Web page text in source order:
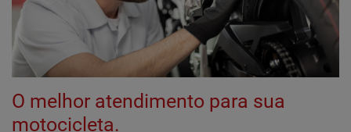
O melhor atendimento para sua
motocicleta.